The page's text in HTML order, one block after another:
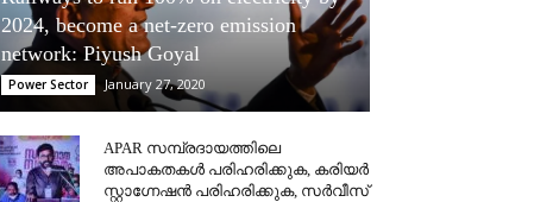
2024, become a net-zero emission
network: Piyush Goyal
Power Sector January 27, 2020
APAR സമ്പ്രദായത്തിലെ
അപാകതകള്‍ പരിഹരിക്കുക, കരിയര്‍
സ്റ്റാഗ്നേഷന്‍ പരിഹരിക്കുക, സര്‍വീസ്